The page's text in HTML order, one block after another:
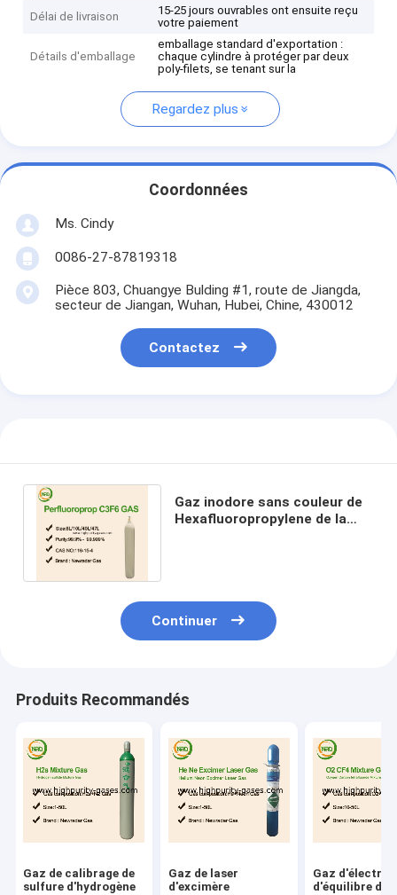
Délai de livraison
15-25 jours ouvrables ont ensuite reçu
votre paiement
Détails d'emballage
emballage standard d'exportation :
chaque cylindre à protéger par deux
poly-filets, se tenant sur la
Regardez plus
Coordonnées
Ms. Cindy
0086-27-87819318
Pièce 803, Chuangye Bulding #1, route de Jiangda,
secteur de Jiangan, Wuhan, Hubei, Chine, 430012
Contactez
Gaz inodore sans couleur de
Hexafluoropropylene de la
Continuer
Produits Recommandés
Gaz de calibrage de
sulfure d'hydrogène
Gaz de laser
d'excimère
Gaz
d'équilibre du